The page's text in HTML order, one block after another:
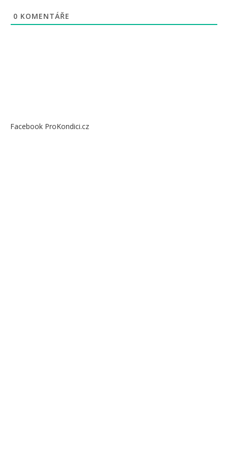
0 KOMENTÁŘE
Facebook ProKondici.cz